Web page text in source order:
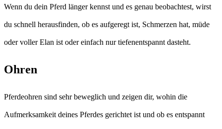
Wenn du dein Pferd länger kennst und es genau beobachtest, wirst
du schnell herausfinden, ob es aufgeregt ist, Schmerzen hat, müde
oder voller Elan ist oder einfach nur tiefenentspannt dasteht.
Ohren
Pferdeohren sind sehr beweglich und zeigen dir, wohin die
Aufmerksamkeit deines Pferdes gerichtet ist und ob es entspannt